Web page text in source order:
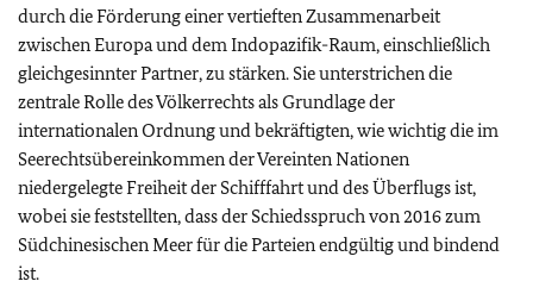
durch die Förderung einer vertieften Zusammenarbeit
zwischen Europa und dem Indopazifik-Raum, einschließlich
gleichgesinnter Partner, zu stärken. Sie unterstrichen die
zentrale Rolle des Völkerrechts als Grundlage der
internationalen Ordnung und bekräftigten, wie wichtig die im
Seerechtsübereinkommen der Vereinten Nationen
niedergelegte Freiheit der Schifffahrt und des Überflugs ist,
wobei sie feststellten, dass der Schiedsspruch von 2016 zum
Südchinesischen Meer für die Parteien endgültig und bindend
ist.